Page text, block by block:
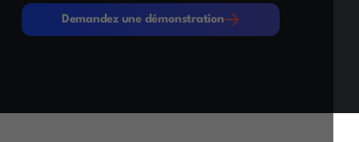
Demandez une démonstration
Demandez une démonstration